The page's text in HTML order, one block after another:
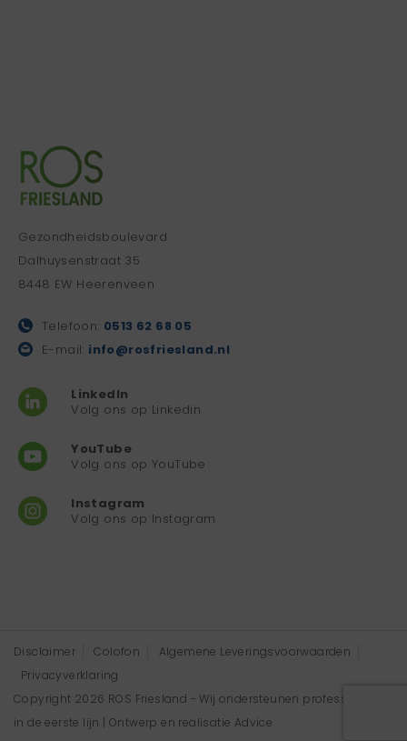
Gezondheidsboulevard
Dalhuysenstraat 35
8448 EW Heerenveen
Telefoon: 0513 62 68 05
E-mail: info@rosfriesland.nl
LinkedIn
Volg ons op Linkedin
YouTube
Volg ons op YouTube
Instagram
Volg ons op Instagram
Disclaimer Colofon
Algemene Leveringsvoorwaarden
Privacyverklaring
Copyright 2026 ROS Friesland - Wij ondersteunen professionals
in de eerste lijn | Ontwerp en realisatie Advice